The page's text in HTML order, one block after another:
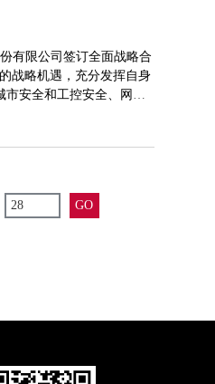
有限公司签订全面战略合
战略机遇，充分发挥自身
市安全和工控安全、网络